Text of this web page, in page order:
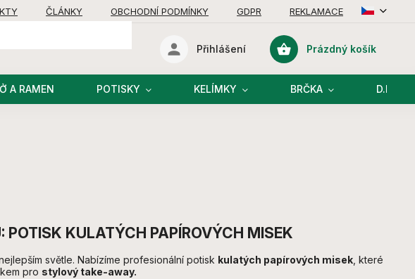
ČLÁNKY OBCHODNÍ PODMÍNKY GDPR REKLAMACE
Nákupní
Prázdný košík
Přihlášení
A RAMEN POTISKY KELÍMKY BRČKA D.I.Y
KULATÝCH PAPÍROVÝCH MISEK
světle. Nabízíme profesionální potisk kulatých papírových misek, které
pro stylový take-away.